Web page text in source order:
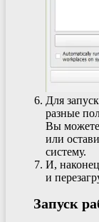
Для
разные
Вы можете
или
систему.
И,
и
Запуск